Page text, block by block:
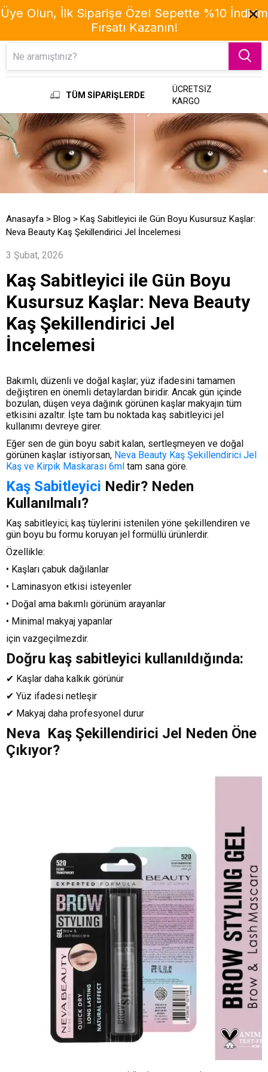
TÜM SİPARİŞLERDE
ÜCRETSİZ
KARGO
Anasayfa > Blog > Kaş Sabitleyici ile Gün Boyu Kusursuz Kaşlar:
Neva Beauty Kaş Şekillendirici Jel İncelemesi
3 Şubat, 2026
Kaş Sabitleyici ile Gün Boyu
Kusursuz Kaşlar: Neva Beauty
Kaş Şekillendirici Jel
İncelemesi
Bakımlı, düzenli ve doğal kaşlar; yüz ifadesini tamamen
değiştiren en önemli detaylardan biridir. Ancak gün içinde
bozulan, düşen veya dağınık görünen kaşlar makyajın tüm
etkisini azaltır. İşte tam bu noktada kaş sabitleyici jel
kullanımı devreye girer.
Eğer sen de gün boyu sabit kalan, sertleşmeyen ve doğal
görünen kaşlar istiyorsan, Neva Beauty Kaş Şekillendirici Jel
Kaş ve Kirpik Maskarası 6ml tam sana göre.
Kaş Sabitleyici Nedir? Neden
Kullanılmalı?
Kaş sabitleyici; kaş tüylerini istenilen yöne şekillendiren ve
gün boyu bu formu koruyan jel formüllü ürünlerdir.
Özellikle:
• Kaşları çabuk dağılanlar
• Laminasyon etkisi isteyenler
• Doğal ama bakımlı görünüm arayanlar
• Minimal makyaj yapanlar
için vazgeçilmezdir.
Doğru kaş sabitleyici kullanıldığında:
✔ Kaşlar daha kalkık görünür
✔ Yüz ifadesi netleşir
✔ Makyaj daha profesyonel durur
Neva Kaş Şekillendirici Jel Neden Öne
Çıkıyor?
Üye Olun, İlk Siparişe Özel Sepette %10 İndirim
Fırsatı Kazanın!